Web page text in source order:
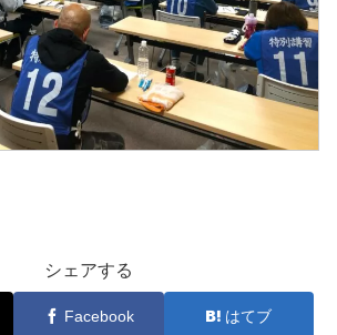
シェアする
Facebook はてブ